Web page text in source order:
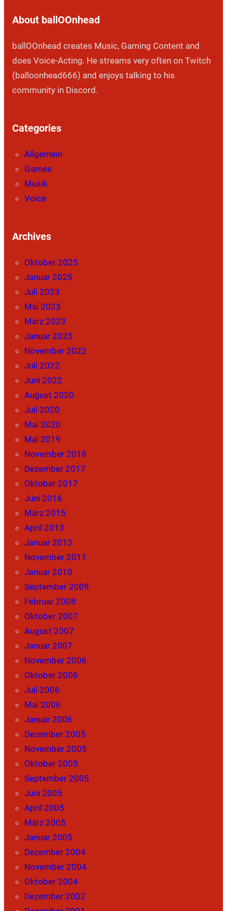
About ballOOnhead
ballOOnhead creates Music, Gaming Content and
does Voice-Acting. He streams very often on Twitch
(balloonhead666) and enjoys talking to his
community in Discord.
Categories
Allgemein
Games
Musik
Voice
Archives
Oktober 2025
Januar 2025
Juli 2023
Mai 2023
März 2023
Januar 2023
November 2022
Juli 2022
Juni 2022
August 2020
Juli 2020
Mai 2020
Mai 2019
November 2018
Dezember 2017
Oktober 2017
Juni 2016
März 2015
April 2013
Januar 2013
November 2011
Januar 2010
September 2009
Februar 2008
Oktober 2007
August 2007
Januar 2007
November 2006
Oktober 2006
Juli 2006
Mai 2006
Januar 2006
Dezember 2005
November 2005
Oktober 2005
September 2005
Juni 2005
April 2005
März 2005
Januar 2005
Dezember 2004
November 2004
Oktober 2004
Dezember 2002